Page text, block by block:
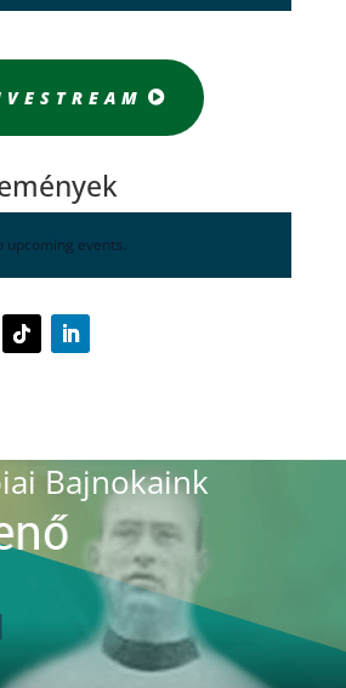
upcoming events.
Bajnokaink